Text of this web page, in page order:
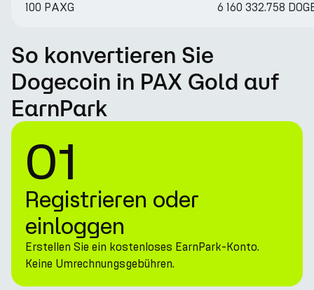
100 PAXG 6 160 332.758
So konvertieren Sie
Dogecoin in PAX Gold auf
EarnPark
01
Registrieren oder
einloggen
Erstellen Sie ein kostenloses EarnPark-Konto.
Keine Umrechnungsgebühren.